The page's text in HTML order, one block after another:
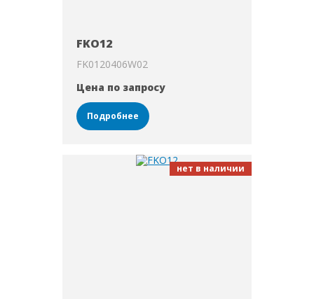
FKO12
FK0120406W02
Цена по запросу
Подробнее
нет в наличии